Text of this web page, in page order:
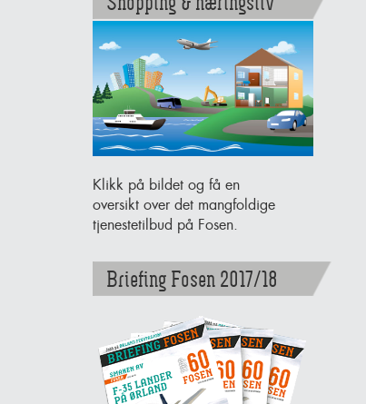
Klikk på bildet og få en
oversikt over det mangfoldige
tjenestetilbud på Fosen.
Briefing Fosen 2017/18